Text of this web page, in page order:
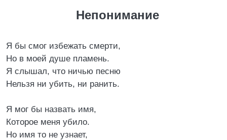
Непонимание
Я бы смог избежать смерти,
Но в моей душе пламень.
Я слышал, что ничью песню
Нельзя ни убить, ни ранить.
Я мог бы назвать имя,
Которое меня убило.
Но имя то не узнает,